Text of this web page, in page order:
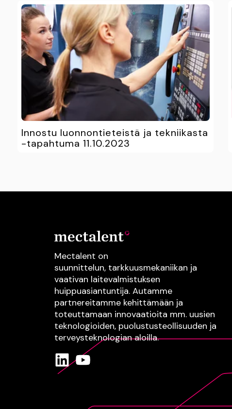
Innostu luonnontieteistä ja tekniikasta
-tapahtuma 11.10.2023
Mectalent on
suunnittelun, tarkkuusmekaniikan ja
vaativan laitevalmistuksen
huippuasiantuntija. Autamme
partnereitamme kehittämään ja
toteuttamaan innovaatioita mm. uusien
teknologioiden, puolustusteollisuuden ja
terveysteknologianaloilla.